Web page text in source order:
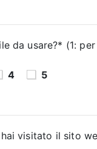
da usare?* (1:
4 5
visitato il sito